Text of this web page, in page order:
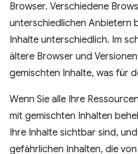
Browser. Verschiedene
unterschiedlichen Anbietern
Inhalte unterschiedlich. Im
ältere Browser und
gemischten Inhalte, was für
Wenn Sie alle Ihre
mit gemischten Inhalten
Ihre Inhalte sichtbar sind,
gefährlichen Inhalten, die